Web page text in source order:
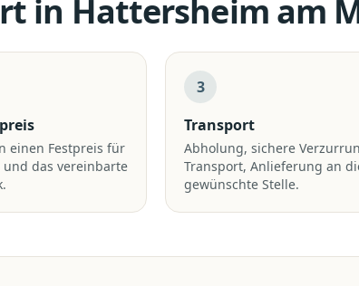
in Hattersheim am
einen Festpreis für
und das vereinbarte
3
Transport
Abholung, sichere
Transport, Anlieferung an
gewünschte Stelle.